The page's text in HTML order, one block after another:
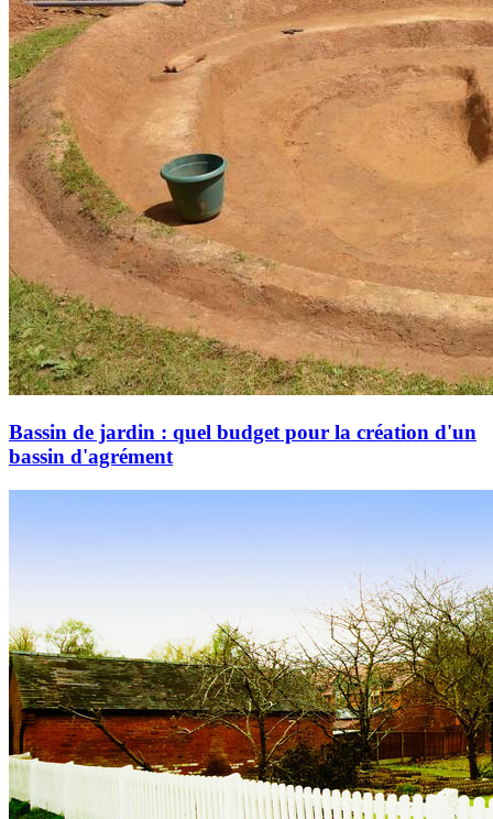
Bassin de jardin : quel budget pour la création d'un
bassin d'agrément